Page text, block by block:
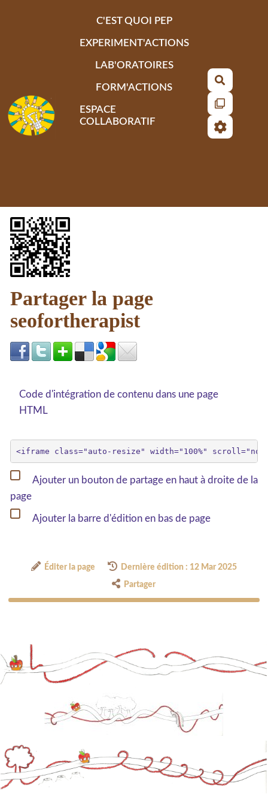
C'EST QUOI PEP
EXPERIMENT'ACTIONS
LAB'ORATOIRES
FORM'ACTIONS
ESPACE
COLLABORATIF
Partager la page
seofortherapist
Code d'intégration de contenu dans une page
HTML
Ajouter un bouton de partage en haut à droite de la
page
Ajouter la barre d'édition en bas de page
Éditer la page Dernière édition : 12 Mar 2025
Partager